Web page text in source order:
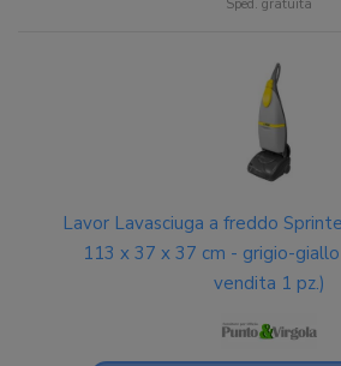
Sped. gratuita
Lavor Lavasciuga a freddo
113 x 37 x 37 cm - grigio-
vendita 1 pz.)